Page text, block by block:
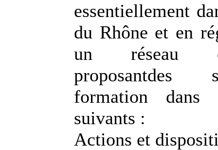
essentiellement
du Rhône et en
un réseau
proposantdes
formation dans
suivants :
Actions et